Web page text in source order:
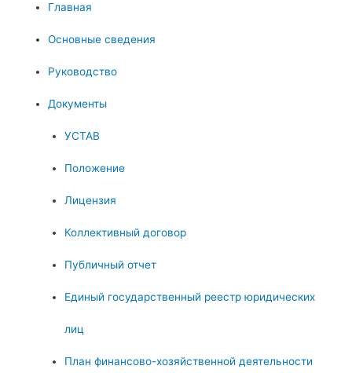
Главная
Основные сведения
Руководство
Документы
УСТАВ
Положение
Лицензия
Коллективный договор
Публичный отчет
Единый государственный реестр юридических
лиц
План финансово-хозяйственной деятельности